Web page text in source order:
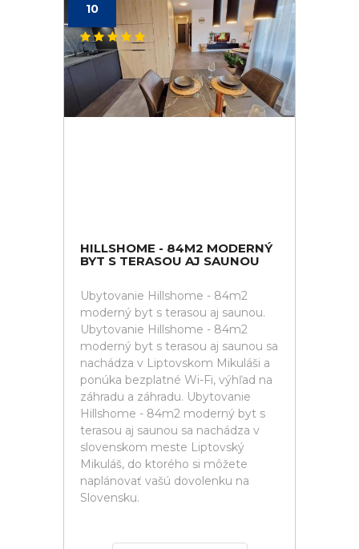
10
HILLSHOME - 84M2 MODERNÝ
BYT S TERASOU AJ SAUNOU
Ubytovanie Hillshome - 84m2
moderný byt s terasou aj saunou.
Ubytovanie Hillshome - 84m2
moderný byt s terasou aj saunou sa
nachádza v Liptovskom Mikuláši a
ponúka bezplatné Wi-Fi, výhľad na
záhradu a záhradu. Ubytovanie
Hillshome - 84m2 moderný byt s
terasou aj saunou sa nachádza v
slovenskom meste Liptovský
Mikuláš, do ktorého si môžete
naplánovať vašú dovolenku na
Slovensku.